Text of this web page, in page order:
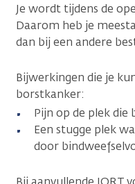
Je wordt tijdens de
Daarom heb je
dan bij een andere
Bijwerkingen die je
borstkanker:
Pijn op de plek die
Een stugge plek
door